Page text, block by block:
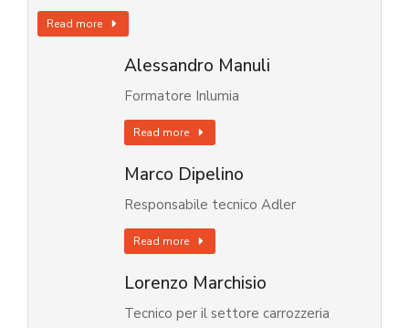
Read more
Alessandro Manuli
Formatore Inlumia
Read more
Marco Dipelino
Responsabile tecnico Adler
Read more
Lorenzo Marchisio
Tecnico per il settore carrozzeria